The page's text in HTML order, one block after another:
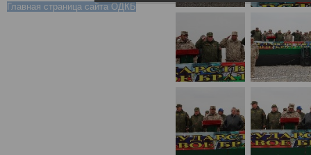
Главная страница сайта ОДКБ